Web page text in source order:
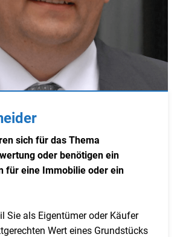
sich für das Thema
oder benötigen ein
für eine Immobilie oder ein
Sie als Eigentümer oder Käufer
Wert eines Grundstücks